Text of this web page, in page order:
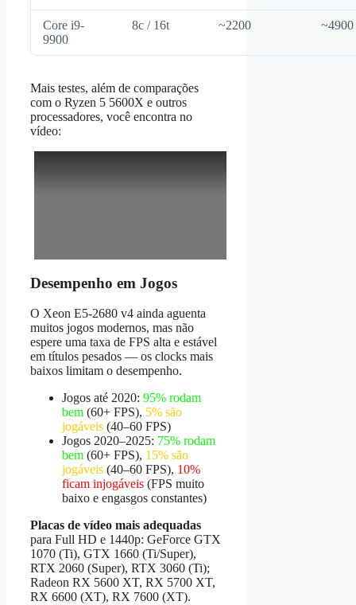
Core i9-
9900
8c / 16t ~2200 ~4900
Mais testes, além de comparações
com o Ryzen 5 5600X e outros
processadores, você encontra no
vídeo:
Desempenho em Jogos
O Xeon E5‑2680 v4 ainda aguenta
muitos jogos modernos, mas não
espere uma taxa de FPS alta e estável
em títulos pesados — os clocks mais
baixos limitam o desempenho.
Jogos até 2020: 95% rodam
bem (60+ FPS), 5% são
jogáveis (40–60 FPS)
Jogos 2020–2025: 75% rodam
bem (60+ FPS), 15% são
jogáveis (40–60 FPS), 10%
ficam injogáveis (FPS muito
baixo e engasgos constantes)
Placas de vídeo mais adequadas
para Full HD e 1440p: GeForce GTX
1070 (Ti), GTX 1660 (Ti/Super),
RTX 2060 (Super), RTX 3060 (Ti);
Radeon RX 5600 XT, RX 5700 XT,
RX 6600 (XT), RX 7600 (XT).